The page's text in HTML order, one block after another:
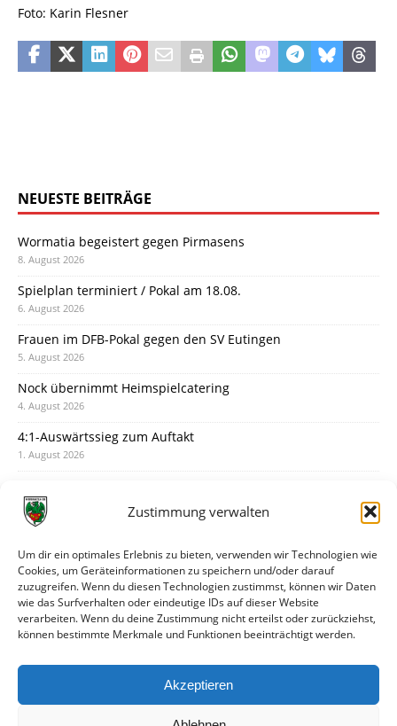
Zustimmung verwalten
Um dir ein optimales Erlebnis zu bieten, verwenden wir Technologien wie
Cookies, um Geräteinformationen zu speichern und/oder darauf
zuzugreifen. Wenn du diesen Technologien zustimmst, können wir Daten
wie das Surfverhalten oder eindeutige IDs auf dieser Website
verarbeiten. Wenn du deine Zustimmung nicht erteilst oder zurückziehst,
können bestimmte Merkmale und Funktionen beeinträchtigt werden.
Akzeptieren
Foto: Karin Flesner
NEUESTE BEITRÄGE
Wormatia begeistert gegen Pirmasens
8. August 2026
Spielplan terminiert / Pokal am 18.08.
6. August 2026
Frauen im DFB-Pokal gegen den SV Eutingen
5. August 2026
Nock übernimmt Heimspielcatering
4. August 2026
4:1-Auswärtssieg zum Auftakt
1. August 2026
31. Juli 2026
30. Juli 2026
Deine Spielminute: 89+1
28. Juli 2026
Neuer Rückensponsor
Neue Podcast-Folge: So tickt Björn!
27. Juli 2026